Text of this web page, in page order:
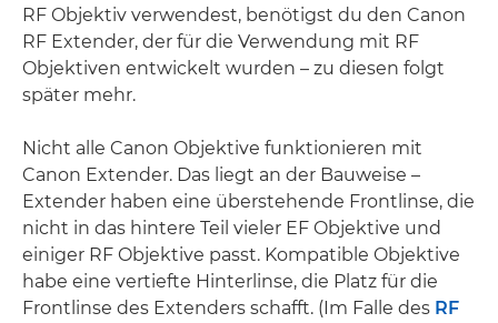
RF Objektiv verwendest, benötigst du den Canon
RF Extender, der für die Verwendung mit RF
Objektiven entwickelt wurden – zu diesen folgt
später mehr.
Nicht alle Canon Objektive funktionieren mit
Canon Extender. Das liegt an der Bauweise –
Extender haben eine überstehende Frontlinse, die
nicht in das hintere Teil vieler EF Objektive und
einiger RF Objektive passt. Kompatible Objektive
habe eine vertiefte Hinterlinse, die Platz für die
Frontlinse des Extenders schafft. (Im Falle des RF